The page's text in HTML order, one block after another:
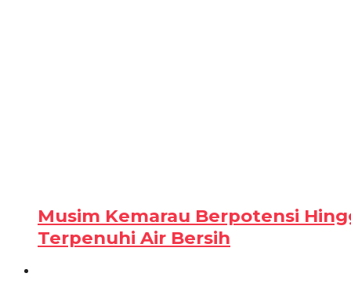
Musim Kemarau Berpotensi
Terpenuhi Air Bersih